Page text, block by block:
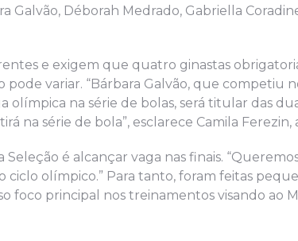
Galvão, Déborah Medrado, Gabriella
e exigem que quatro ginastas
variar. “Bárbara Galvão, que competiu
olímpica na série de bolas, será titular das
na série de bola”, esclarece Camila Ferezin,
é alcançar vaga nas finais.
ciclo olímpico.” Para tanto, foram feitas
foco principal nos treinamentos visando ao